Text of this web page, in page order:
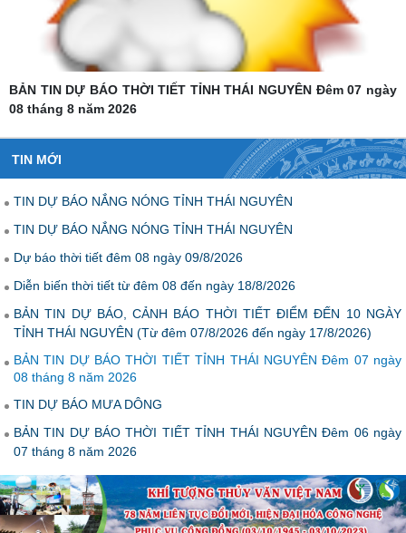
TIN DỰ BÁO MƯA DÔNG
TIN MỚI
TIN DỰ BÁO NẮNG NÓNG TỈNH THÁI NGUYÊN
TIN DỰ BÁO NẮNG NÓNG TỈNH THÁI NGUYÊN
Dự báo thời tiết đêm 08 ngày 09/8/2026
Diễn biến thời tiết từ đêm 08 đến ngày 18/8/2026
BẢN TIN DỰ BÁO, CẢNH BÁO THỜI TIẾT ĐIỂM ĐẾN 10 NGÀY
TỈNH THÁI NGUYÊN (Từ đêm 07/8/2026 đến ngày 17/8/2026)
BẢN TIN DỰ BÁO THỜI TIẾT TỈNH THÁI NGUYÊN Đêm 07 ngày
08 tháng 8 năm 2026
TIN DỰ BÁO MƯA DÔNG
BẢN TIN DỰ BÁO THỜI TIẾT TỈNH THÁI NGUYÊN Đêm 06 ngày
07 tháng 8 năm 2026